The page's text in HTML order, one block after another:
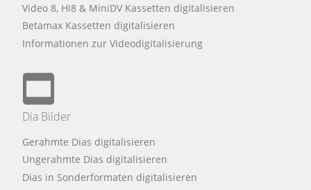
Video 8, Hi8 & MiniDV Kassetten digitalisieren
Betamax Kassetten digitalisieren
Informationen zur Videodigitalisierung
Dia Bilder
Gerahmte Dias digitalisieren
Ungerahmte Dias digitalisieren
Dias in Sonderformaten digitalisieren